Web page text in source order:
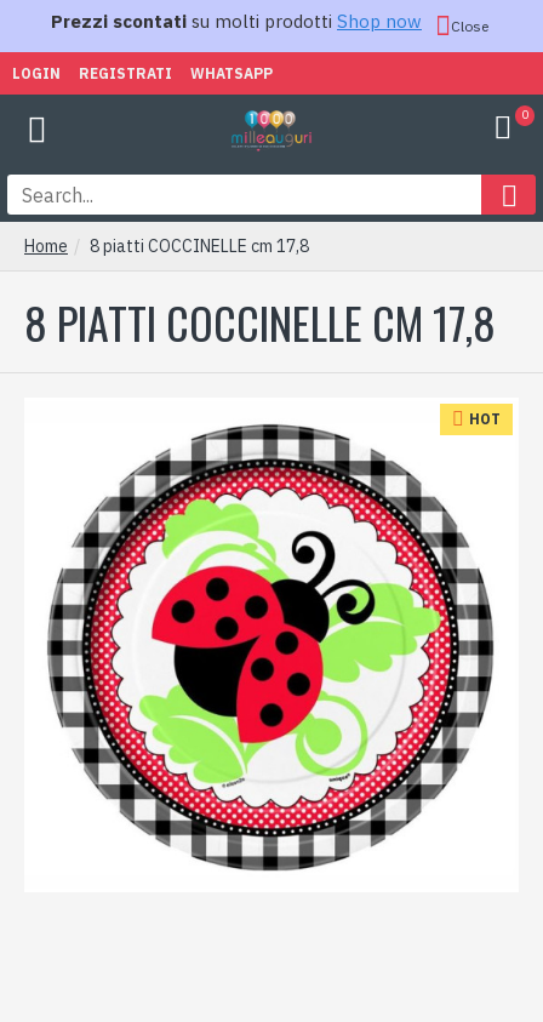
Prezzi scontati su molti prodotti Shop now Close
LOGIN REGISTRATI WHATSAPP
0
Home 8 piatti COCCINELLE cm 17,8
8 PIATTI COCCINELLE CM 17,8
HOT